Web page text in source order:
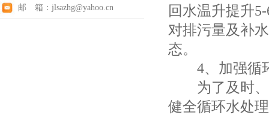
邮 箱：jlsazhg@yahoo.cn
回水温升提升
对排污量及补
态。
4、加强循环
为了及时、
健全循环水处